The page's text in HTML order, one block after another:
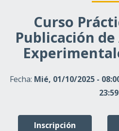
Curso
Publicación
Fecha: Mié, 01/10/2025 -
23:59
Inscripción